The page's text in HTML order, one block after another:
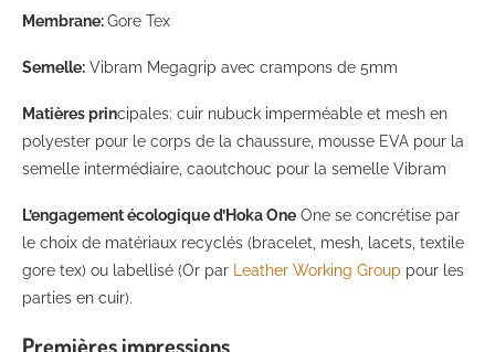
Membrane:Gore Tex
Semelle: Vibram Megagrip avec crampons de 5mm
Matières principales: cuir nubuck imperméable et mesh en
polyester pour le corps de la chaussure, mousse EVA pour la
semelle intermédiaire, caoutchouc pour la semelle Vibram
L’engagement écologique d’Hoka One One se concrétise par
le choix de matériaux recyclés (bracelet, mesh, lacets, textile
gore tex) ou labellisé (Or par Leather Working Group pour les
parties en cuir).
Premières impressions